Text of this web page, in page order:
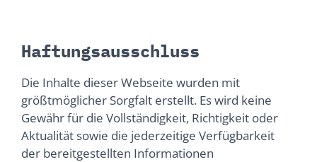
Haftungsausschluss
Die Inhalte dieser Webseite wurden mit
größtmöglicher Sorgfalt erstellt. Es wird keine
Gewähr für die Vollständigkeit, Richtigkeit oder
Aktualität sowie die jederzeitige Verfügbarkeit
der bereitgestellten Informationen